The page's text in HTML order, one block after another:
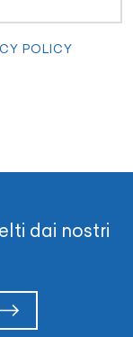
POLICY
dai nostri